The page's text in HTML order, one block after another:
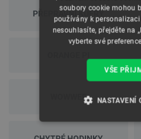
PŘEPRAVNÍ KUFRY
WOWWEE
soubory cookie mohou
používány k
nesouhlasíte, přejděte na
vyberte své
VŠE
NASTAVENÍ